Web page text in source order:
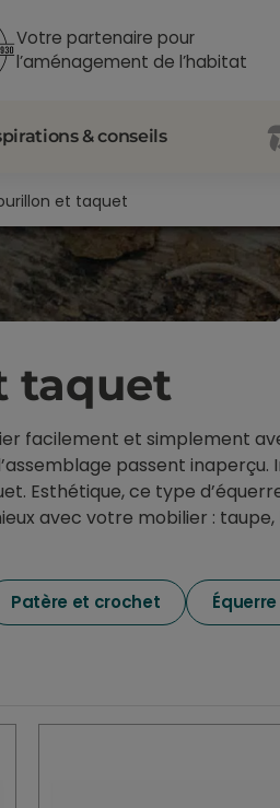
Votre partenaire pour
l’aménagement de l’habitat
& conseils
et taquet
taquet
facilement et simplement
passent inaperçu.
Esthétique, ce type
avec votre mobilier : taupe,
Patère et crochet Équerre